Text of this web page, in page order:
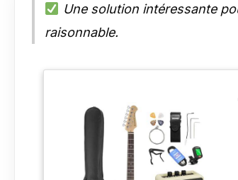
Une solution intéressante
raisonnable.